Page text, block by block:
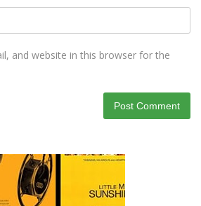
and website in this browser for the